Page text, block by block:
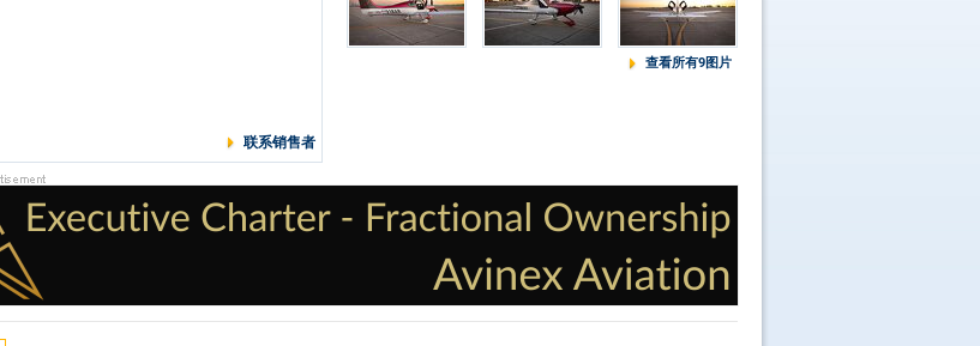
联系销售者
查看所有9图片